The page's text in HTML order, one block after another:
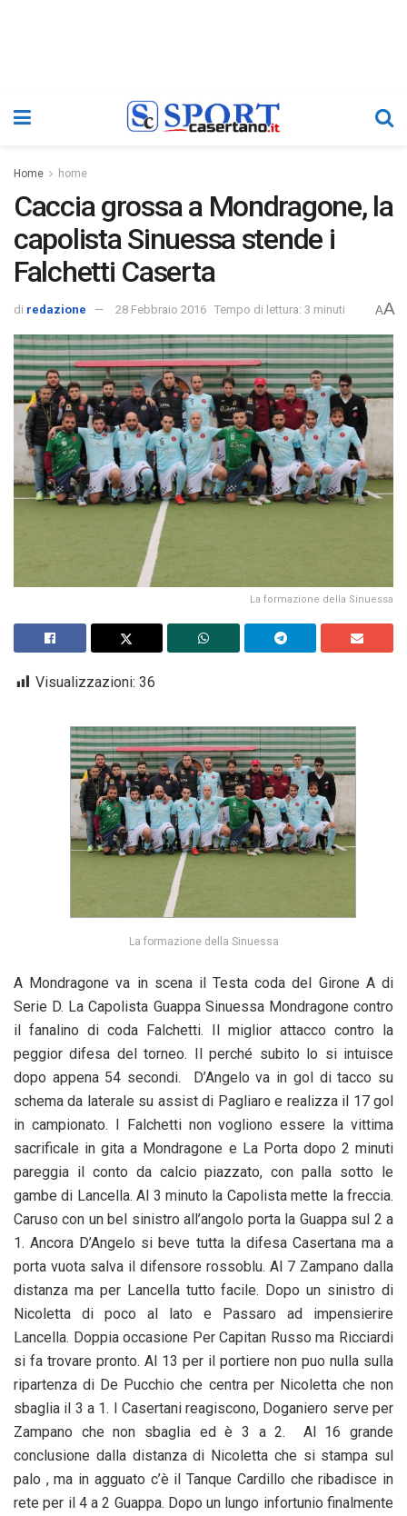
Home home
Caccia grossa a Mondragone, la
capolista Sinuessa stende i
Falchetti Caserta
di redazione 28 Febbraio 2016 Tempo di lettura: 3 minuti AA
La formazione della Sinuessa
Visualizzazioni: 36
La formazione della Sinuessa
A Mondragone va in scena il Testa coda del Girone A di
Serie D. La Capolista Guappa Sinuessa Mondragone contro
il fanalino di coda Falchetti. Il miglior attacco contro la
peggior difesa del torneo. Il perché subito lo si intuisce
dopo appena 54 secondi. D’Angelo va in gol di tacco su
schema da laterale su assist di Pagliaro e realizza il 17 gol
in campionato. I Falchetti non vogliono essere la vittima
sacrificale in gita a Mondragone e La Porta dopo 2 minuti
pareggia il conto da calcio piazzato, con palla sotto le
gambe di Lancella. Al 3 minuto la Capolista mette la freccia.
Caruso con un bel sinistro all’angolo porta la Guappa sul 2 a
1. Ancora D’Angelo si beve tutta la difesa Casertana ma a
porta vuota salva il difensore rossoblu. Al 7 Zampano dalla
distanza ma per Lancella tutto facile. Dopo un sinistro di
Nicoletta di poco al lato e Passaro ad impensierire
Lancella. Doppia occasione Per Capitan Russo ma Ricciardi
si fa trovare pronto. Al 13 per il portiere non puo nulla sulla
ripartenza di De Pucchio che centra per Nicoletta che non
sbaglia il 3 a 1. I Casertani reagiscono, Doganiero serve per
Zampano che non sbaglia ed è 3 a 2. Al 16 grande
conclusione dalla distanza di Nicoletta che si stampa sul
palo , ma in agguato c’è il Tanque Cardillo che ribadisce in
rete per il 4 a 2 Guappa. Dopo un lungo infortunio finalmente